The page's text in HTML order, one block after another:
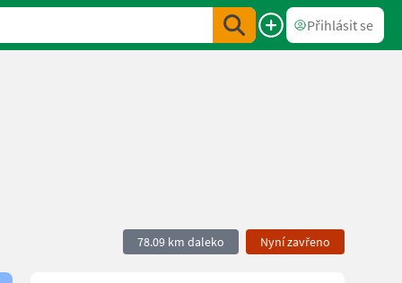
Přihlásit se
78.09 km daleko Nyní zavřeno